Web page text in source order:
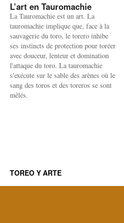
L’art en Tauromachie
La Tauromachie est un art. La
tauromachie implique que, face à la
sauvagerie du toro, le torero inhibe
ses instincts de protection pour toréer
avec douceur, lenteur et domination
l'attaque du toro. La tauromachie
s'exécute sur le sable des arènes où le
sang des toros et des toreros se sont
mêlés.
TOREO Y ARTE